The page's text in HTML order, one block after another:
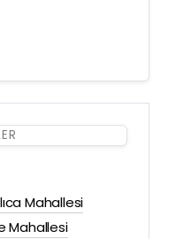
Mahallesi
Mahallesi